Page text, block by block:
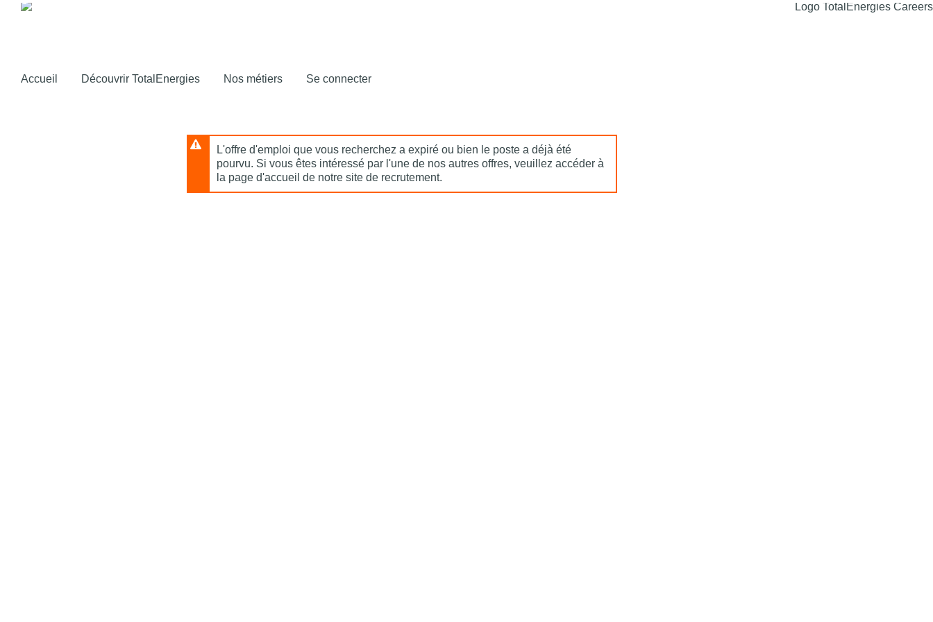
Passer
Accueil Découvrir TotalEnergies Nos métiers Se connecter
L'offre d'emploi que vous recherchez a expiré ou bien le poste a déjà été
pourvu. Si vous êtes intéressé par l'une de nos autres offres, veuillez accéder à
la page d'accueil de notre site de recrutement.